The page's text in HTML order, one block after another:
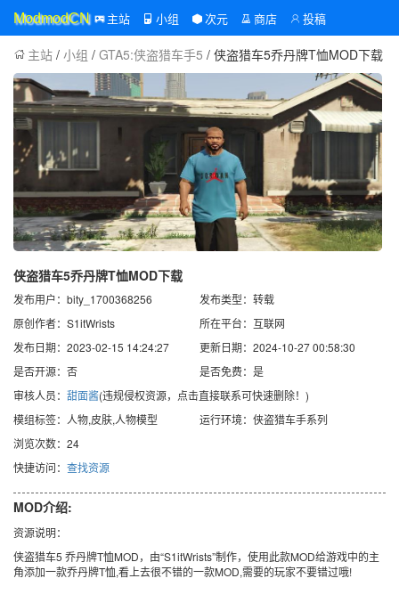
ModmodCN 主站 小组 次元 商店 投稿
主站 / 小组 / GTA5:侠盗猎车手5 / 侠盗猎车5乔丹牌T恤MOD下载
侠盗猎车5乔丹牌T恤MOD下载
发布用户：bity_1700368256
发布类型：转载
原创作者：S1itWrists
所在平台：互联网
发布日期：2023-02-15 14:24:27
更新日期：2024-10-27 00:58:30
是否开源：否
是否免费：是
审核人员： 甜面酱(违规侵权资源，点击直接联系可快速删除！)
模组标签：人物,皮肤,人物模型
运行环境：侠盗猎车手系列
浏览次数：24
快捷访问： 查找资源
MOD介绍:
资源说明：
侠盗猎车5 乔丹牌T恤MOD，由“S1itWrists”制作，使用此款MOD给游戏中的主
角添加一款乔丹牌T恤,看上去很不错的一款MOD,需要的玩家不要错过哦!